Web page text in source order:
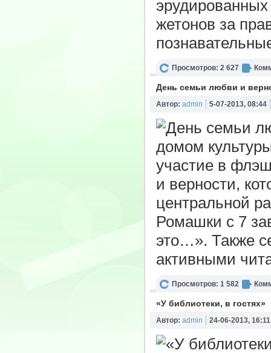
жетонов за
Просмотров: 2 627
День семьи любви и
Автор: admin 5-07-2013, 08:44
домом
участие в
и верности,
центральной
Ромашки с 7
это…». Также
активными
Просмотров: 1 582
«У библиотеки, в гостях»
Автор: admin 24-06-2013, 16:11